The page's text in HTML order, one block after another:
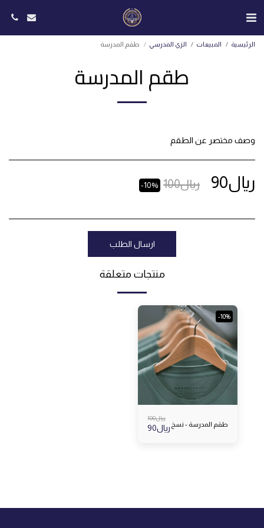
الرئيسية المبيعات الزي المدرسي طقم المدرسة
طقم المدرسة
وصف مختصر عن الطقم
﷼90 ﷼100
-10%
ارسال الطلب
منتجات متعلقة
-10%
طقم المدرسة - نسخ
﷼100
﷼90